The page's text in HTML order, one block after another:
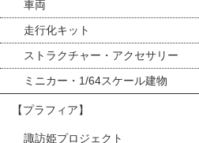
車両
走行化キット
ストラクチャー・アクセサリー
ミニカー・1/64スケール建物
【プラフィア】
諏訪姫プロジェクト